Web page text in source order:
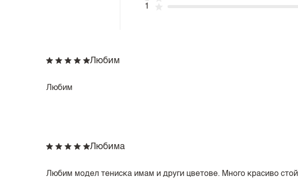
1
Любим
Любим
Любима
Любим модел тениска имам и други цветове. Много красиво стой